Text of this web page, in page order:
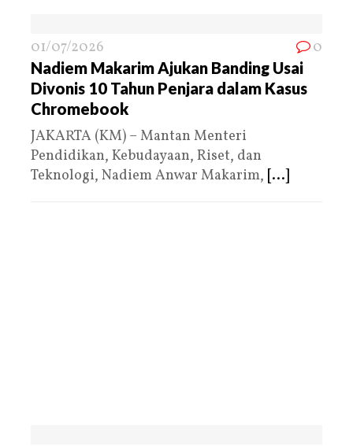
01/07/2026 0
Nadiem Makarim Ajukan Banding Usai
Divonis 10 Tahun Penjara dalam Kasus
Chromebook
JAKARTA (KM) – Mantan Menteri
Pendidikan, Kebudayaan, Riset, dan
Teknologi, Nadiem Anwar Makarim, [...]